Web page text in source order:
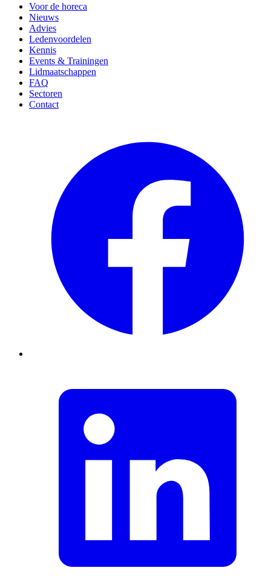
Voor de horeca
Nieuws
Advies
Ledenvoordelen
Kennis
Events & Trainingen
Lidmaatschappen
FAQ
Sectoren
Contact